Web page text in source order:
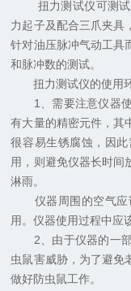
扭力测试仪可测试
力起子及配合三爪夹具
针对油压脉冲气动工具
和脉冲数的测试。
扭力测试仪的使用环
1、需要注意仪器使
有大量的精密元件，其
很容易生锈腐蚀，因
用，则避免仪器长时间
淋雨。
仪器周围的空气应
用。仪器使用过程中应
2、由于仪器的一部
虫鼠害威胁，为了避免
做好防虫鼠工作。